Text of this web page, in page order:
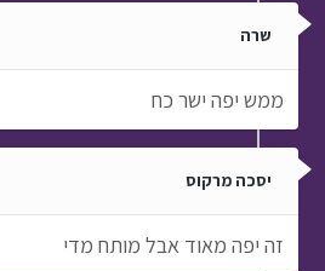
שרה
ממש יפה ישר כח
יסכה מרקוס
זה יפה מאוד אבל מותח מדי